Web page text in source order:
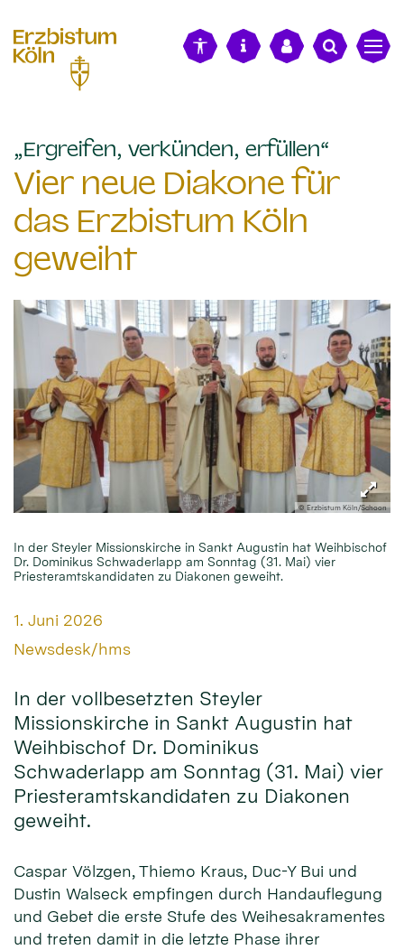
„Ergreifen, verkünden, erfüllen“
Vier neue Diakone für
das Erzbistum Köln
geweiht
© Erzbistum Köln/Schoon
In der Steyler Missionskirche in Sankt Augustin hat Weihbischof
Dr. Dominikus Schwaderlapp am Sonntag (31. Mai) vier
Priesteramtskandidaten zu Diakonen geweiht.
Datum:
1. Juni 2026
Von:
Newsdesk/hms
In der vollbesetzten Steyler
Missionskirche in Sankt Augustin hat
Weihbischof Dr. Dominikus
Schwaderlapp am Sonntag (31. Mai) vier
Priesteramtskandidaten zu Diakonen
geweiht.
Caspar Völzgen, Thiemo Kraus, Duc-Y Bui und
Dustin Walseck empfingen durch Handauflegung
und Gebet die erste Stufe des Weihesakramentes
und treten damit in die letzte Phase ihrer